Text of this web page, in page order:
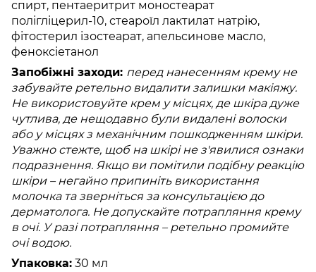
спирт, пентаеритрит моностеарат
полігліцерил-10, стеароїл лактилат натрію,
фітостерил ізостеарат, апельсинове масло,
феноксіетанол
Запобіжні заходи: перед нанесенням крему не
забувайте ретельно видалити залишки макіяжу.
Не використовуйте крем у місцях, де шкіра дуже
чутлива, де нещодавно були видалені волоски
або у місцях з механічним пошкодженням шкіри.
Уважно стежте, щоб на шкірі не з'явилися ознаки
подразнення. Якщо ви помітили подібну реакцію
шкіри – негайно припиніть використання
молочка та зверніться за консультацією до
дерматолога. Не допускайте потрапляння крему
в очі. У разі потрапляння – ретельно промийте
очі водою.
Упаковка: 30 мл